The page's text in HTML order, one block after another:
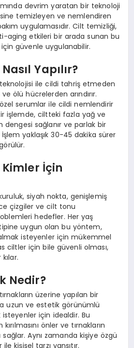
devrim yaratan bir teknoloji
temizleyen ve nemlendiren
uygulamasıdır. Cilt temizliği,
aging etkileri bir arada sunan bu
güvenle uygulanabilir.
Yapılır?
ile cildi tahriş etmeden
ölü hücrelerden arındırır.
serumlar ile cildi nemlendirir
işlemde, ciltteki fazla yağ ve
dengesi sağlanır ve parlak bir
yaklaşık 30-45 dakika sürer
İçin
siyah nokta, genişlemiş
çizgiler ve cilt tonu
hedefler. Her yaş
uygun olan bu yöntem,
isteyenler için mükemmel
ciltler için bile güvenli olması,
Nedir?
üzerine yapılan bir
uzun ve estetik görünümlü
için idealdir. Bu
önler ve tırnakların
sağlar. Aynı zamanda kişiye özgü
kişisel tarzı yansıtır.